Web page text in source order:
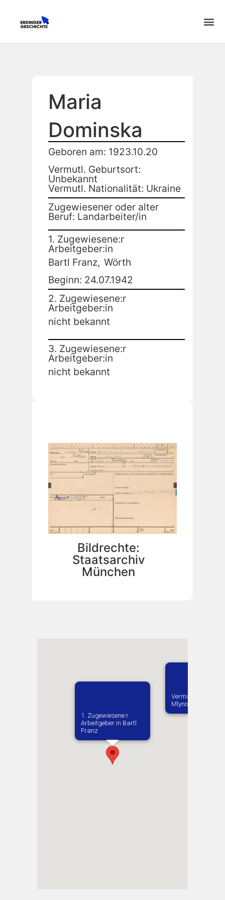
Maria
Dominska
Geboren am: 1923.10.20
Vermutl. Geburtsort:
Unbekannt
Vermutl. Nationalität: Ukraine
Zugewiesener oder alter
Beruf: Landarbeiter/in
1. Zugewiesene:r
Arbeitgeber:in
Bartl Franz, Wörth
Beginn: 24.07.1942
2. Zugewiesene:r
Arbeitgeber:in
nicht bekannt
3. Zugewiesene:r
Arbeitgeber:in
nicht bekannt
Bildrechte:
Staatsarchiv
München
Vermutlich
Mlynok
1. Zugewiesene:r
Arbeitgeber:in​ Bartl
Franz